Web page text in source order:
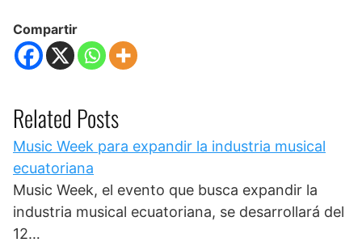
Compartir
Related Posts
Music Week para expandir la industria musical
ecuatoriana
Music Week, el evento que busca expandir la
industria musical ecuatoriana, se desarrollará del
12…